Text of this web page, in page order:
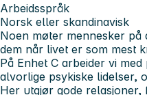
Arbeidsspråk
Norsk eller skandinavisk
Noen møter mennesker på
dem når livet er som mest
På Enhet C arbeider vi
alvorlige psykiske lidelser,
Her utgjør gode relasjoner,